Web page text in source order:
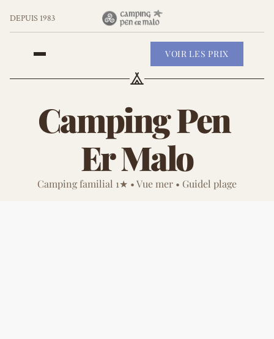
DEPUIS 1983
VOIR LES PRIX
Camping Pen
Er Malo
Camping familial 1★ • Vue mer • Guidel plage